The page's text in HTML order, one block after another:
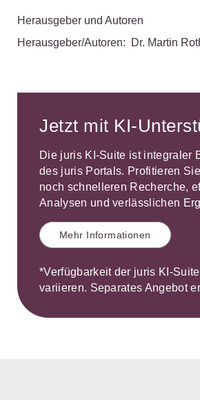
Herausgeber und Autoren
Herausgeber/Autoren:
Dr. Martin
Jetzt mit KI-
Die juris KI-Suite ist integraler
des juris Portals. Profitieren
noch schnelleren Recherche,
Analysen und verlässlichen
Mehr Informationen
*Verfügbarkeit der juris KI-
variieren. Separates Angebot